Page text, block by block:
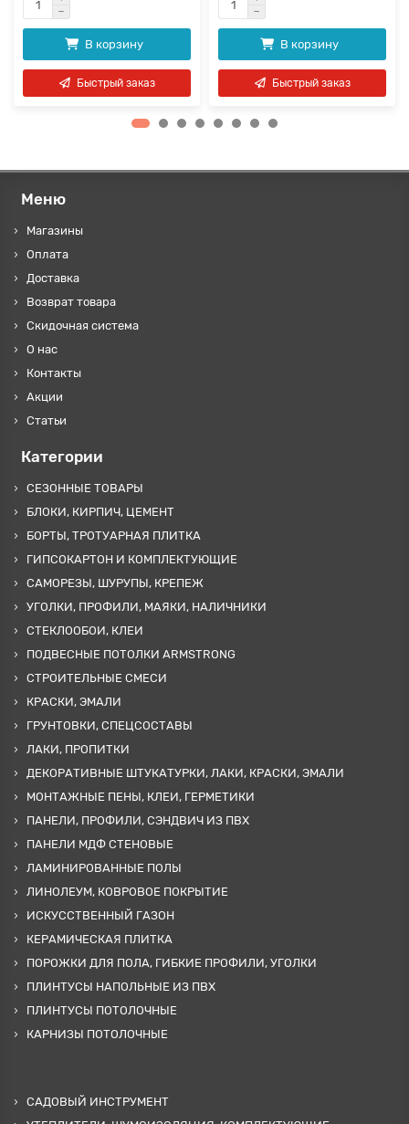
В корзину
Быстрый заказ
В корзину
Быстрый заказ
Меню
Магазины
Оплата
Доставка
Возврат товара
Скидочная система
О нас
Контакты
Акции
Статьи
Категории
СЕЗОННЫЕ ТОВАРЫ
БЛОКИ, КИРПИЧ, ЦЕМЕНТ
БОРТЫ, ТРОТУАРНАЯ ПЛИТКА
ГИПСОКАРТОН И КОМПЛЕКТУЮЩИЕ
САМОРЕЗЫ, ШУРУПЫ, КРЕПЕЖ
УГОЛКИ, ПРОФИЛИ, МАЯКИ, НАЛИЧНИКИ
СТЕКЛООБОИ, КЛЕИ
ПОДВЕСНЫЕ ПОТОЛКИ ARMSTRONG
СТРОИТЕЛЬНЫЕ СМЕСИ
КРАСКИ, ЭМАЛИ
ГРУНТОВКИ, СПЕЦСОСТАВЫ
ЛАКИ, ПРОПИТКИ
ДЕКОРАТИВНЫЕ ШТУКАТУРКИ, ЛАКИ, КРАСКИ, ЭМАЛИ
МОНТАЖНЫЕ ПЕНЫ, КЛЕИ, ГЕРМЕТИКИ
ПАНЕЛИ, ПРОФИЛИ, СЭНДВИЧ ИЗ ПВХ
ПАНЕЛИ МДФ СТЕНОВЫЕ
ЛАМИНИРОВАННЫЕ ПОЛЫ
ЛИНОЛЕУМ, КОВРОВОЕ ПОКРЫТИЕ
ИСКУССТВЕННЫЙ ГАЗОН
КЕРАМИЧЕСКАЯ ПЛИТКА
ПОРОЖКИ ДЛЯ ПОЛА, ГИБКИЕ ПРОФИЛИ, УГОЛКИ
ПЛИНТУСЫ НАПОЛЬНЫЕ ИЗ ПВХ
ПЛИНТУСЫ ПОТОЛОЧНЫЕ
КАРНИЗЫ ПОТОЛОЧНЫЕ
САДОВЫЙ ИНСТРУМЕНТ